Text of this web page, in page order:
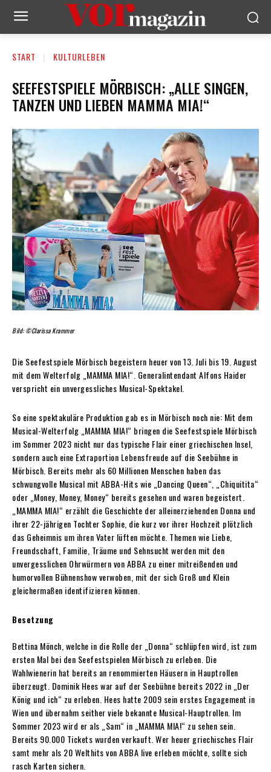
START KULTURLEBEN
SEEFESTSPIELE MÖRBISCH: „ALLE SINGEN,
TANZEN UND LIEBEN MAMMA MIA!“
Bild: ©Clarissa Krammer
Die Seefestspiele Mörbisch begeistern heuer von 13. Juli bis 19. August
mit dem Welterfolg „MAMMA MIA!“. Generalintendant Alfons Haider
verspricht ein unvergessliches Musical-Spektakel.
So eine spektakuläre Produktion gab es in Mörbisch noch nie: Mit dem
Musical-Welterfolg „MAMMA MIA!“ bringen die Seefestspiele Mörbisch
im Sommer 2023 nicht nur das typische Flair einer griechischen Insel,
sondern auch eine Extraportion Lebensfreude auf die Seebühne in
Mörbisch. Bereits mehr als 60 Millionen Menschen haben das
schwungvolle Musical mit ABBA-Hits wie „Dancing Queen“, „Chiquitita“
oder „Money, Money, Money“ bereits gesehen und waren begeistert.
„MAMMA MIA!“ erzählt die Geschichte der alleinerziehenden Donna und
ihrer 22-jährigen Tochter Sophie, die kurz vor ihrer Hochzeit plötzlich
das Geheimnis um ihren Vater lüften möchte. Themen wie Liebe,
Freundschaft, Familie, Träume und Sehnsucht werden mit den
unvergesslichen Ohrwürmern von ABBA zu einer mitreißenden und
humorvollen Bühnenshow verwoben, mit der sich Groß und Klein
gleichermaßen identifizieren können.
Besetzung
Bettina Mönch, welche in die Rolle der „Donna“ schlüpfen wird, ist zum
ersten Mal bei den Seefestspielen Mörbisch zu erleben. Die
Wahlwienerin hat bereits an renommierten Häusern in Hauptrollen
überzeugt. Dominik Hees war auf der Seebühne bereits 2022 in „Der
König und ich“ zu erleben. Hees hatte 2009 sein erstes Engagement in
Wien und übernahm seither viele bekannte Musical-Hauptrollen. Im
Sommer 2023 wird er als „Sam“ in „MAMMA MIA!“ zu sehen sein.
Bereits 90.000 Tickets wurden verkauft. Wer heuer griechisches Flair
samt mehr als 20 Welthits von ABBA live erleben möchte, sollte sich
rasch Karten sichern.